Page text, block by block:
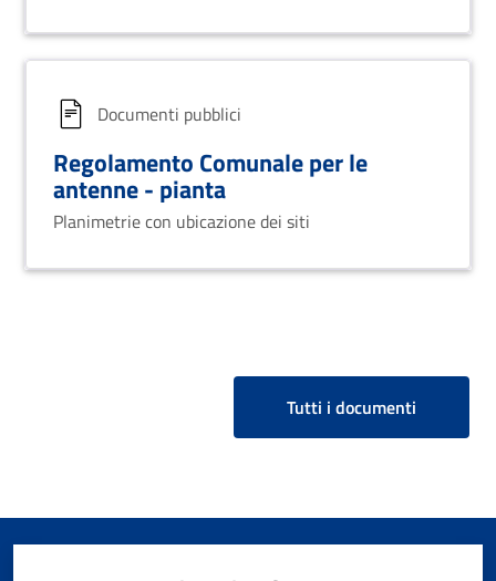
Documenti pubblici
Regolamento Comunale per le
antenne - pianta
Planimetrie con ubicazione dei siti
Tutti i documenti